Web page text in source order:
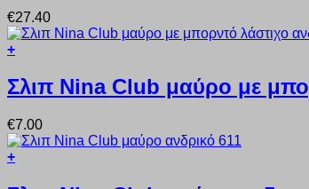
στη
σελίδα
του
πολλαπλές
παραλλαγές.
Οι
μπορούν
να
επιλεγούν
στη
σελίδα
του
€27.40
+
το
προϊόν
πολλαπλές
παραλλαγές.
Οι
Σλιπ Nina Club μαύρο με
€7.00
+